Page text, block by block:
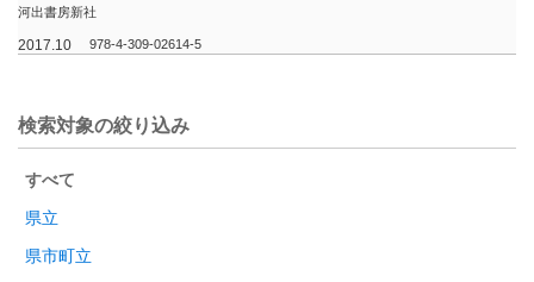
河出書房新社
2017.10 978-4-309-02614-5
検索対象の絞り込み
すべて
県立
県市町立